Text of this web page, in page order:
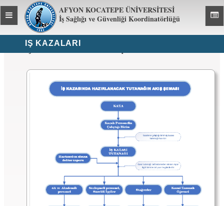
AFYON KOCATEPE ÜNİVERSİTESİ
İş Sağlığı ve Güvenliği Koordinatörlüğü
Toggle
global
navigation
İŞ KAZALARI
İş Kazası Sonrası Yapılacaklar Neler?